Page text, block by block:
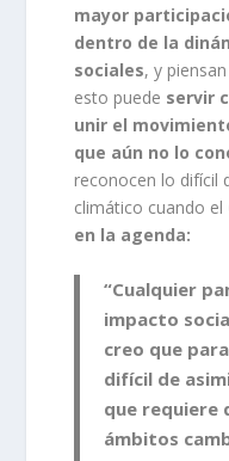
mayor
dentro de la
sociales, y
esto puede servir
unir el
que aún no lo
reconocen lo difícil
climático cuando el
en la agenda:
“Cualquier
impacto
creo que
difícil de
que requiere
ámbitos